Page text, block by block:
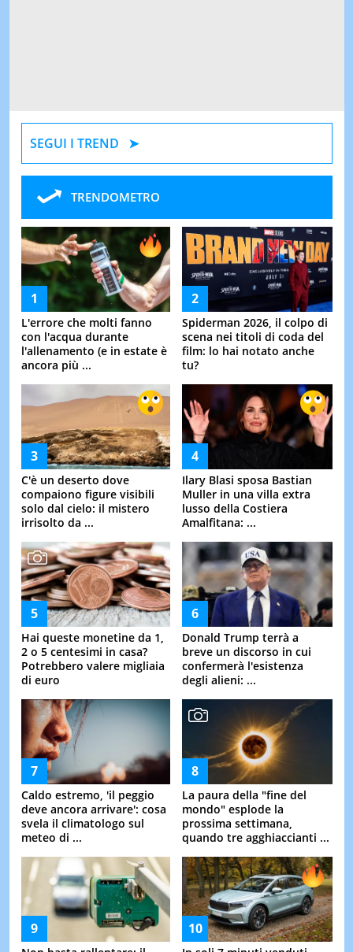
SEGUI I TREND
TRENDOMETRO
L'errore che molti fanno
con l'acqua durante
l'allenamento (e in estate è
ancora più ...
Spiderman 2026, il colpo di
scena nei titoli di coda del
film: lo hai notato anche
tu?
C'è un deserto dove
compaiono figure visibili
solo dal cielo: il mistero
irrisolto da ...
Ilary Blasi sposa Bastian
Muller in una villa extra
lusso della Costiera
Amalfitana: ...
Hai queste monetine da 1,
2 o 5 centesimi in casa?
Potrebbero valere migliaia
di euro
Donald Trump terrà a
breve un discorso in cui
confermerà l'esistenza
degli alieni: ...
Caldo estremo, 'il peggio
deve ancora arrivare': cosa
svela il climatologo sul
meteo di ...
La paura della "fine del
mondo" esplode la
prossima settimana,
quando tre agghiaccianti ...